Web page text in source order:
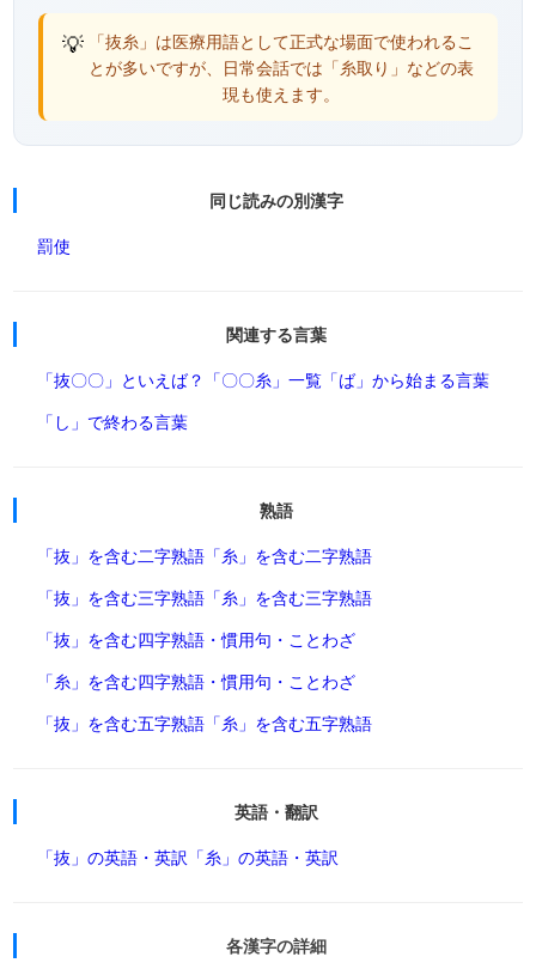
💡 「抜糸」は医療用語として正式な場面で使われるこ
とが多いですが、日常会話では「糸取り」などの表
現も使えます。
同じ読みの別漢字
罰使
関連する言葉
「抜〇〇」といえば？ 「〇〇糸」一覧 「ば」から始まる言葉
「し」で終わる言葉
熟語
「抜」を含む二字熟語 「糸」を含む二字熟語
「抜」を含む三字熟語 「糸」を含む三字熟語
「抜」を含む四字熟語・慣用句・ことわざ
「糸」を含む四字熟語・慣用句・ことわざ
「抜」を含む五字熟語 「糸」を含む五字熟語
英語・翻訳
「抜」の英語・英訳 「糸」の英語・英訳
各漢字の詳細